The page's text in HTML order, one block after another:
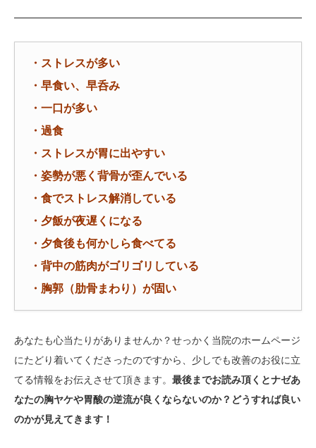
・ストレスが多い
・早食い、 早呑み
・一口が多い
・過食
・ストレスが胃に出やすい
・姿勢が悪く背骨が歪んでいる
・食でストレス解消している
・夕飯が夜遅くになる
・夕食後も何かしら食べてる
・背中の筋肉がゴリゴリしている
・胸郭（肋骨まわり）が固い
あなたも心当たりがありませんか？せっかく当院のホームページ
にたどり着いてくださったのですから、少しでも改善のお役に立
てる情報をお伝えさせて頂きます。 最後までお読み頂くとナゼあ
なたの胸ヤケや胃酸の逆流が良くならないのか？どうすれば良い
のかが見えてきます！